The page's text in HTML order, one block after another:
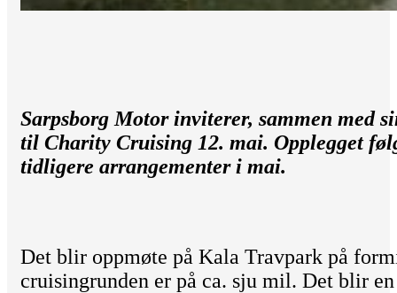
Sarpsborg Motor inviterer, sammen med
til Charity Cruising 12. mai. Opplegget
tidligere arrangementer i mai.
Det blir oppmøte på Kala Travpark på
cruisingrunden er på ca. sju mil. Det blir